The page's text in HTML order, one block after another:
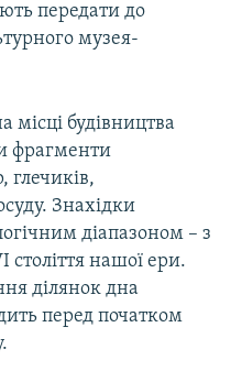
передати до
музея-
місці будівництва
фрагменти
глечиків,
Знахідки
діапазоном – з
століття нашої ери.
ділянок дна
перед початком